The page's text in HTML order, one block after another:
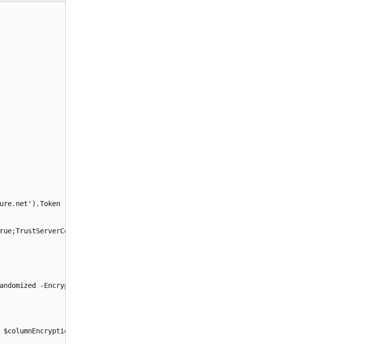
Directory Interactive"
-EncryptionKey $cekName
-EnclaveAttestationProtocol None -LogFileDirectory . -